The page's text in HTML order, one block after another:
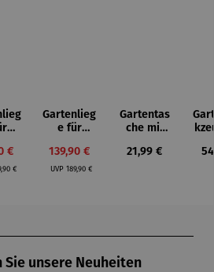
€
Preis:
€
Gartenlieg
e für
Sitzer
Verkaufspreis:
139,90 €
UVP Regulärer Preis:
189,90 €
Gartentas
che mit
kzeug
Regulärer Preis:
21,99 €
Sie unsere Neuheiten